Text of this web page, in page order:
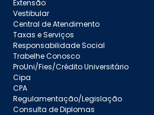
Extensão
Vestibular
Central de Atendimento
Taxas e Serviços
Responsabilidade Social
Trabelhe Conosco
ProUni/Fies/Crédito Universitário
Cipa
CPA
Regulamentação/Legislação
Consulta de Diplomas